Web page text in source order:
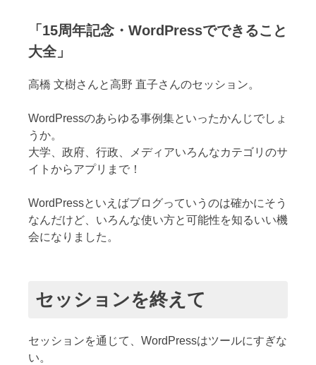
「15周年記念・WordPressでできること
大全」
高橋 文樹さんと高野 直子さんのセッション。
WordPressのあらゆる事例集といったかんじでしょ
うか。
大学、政府、行政、メディアいろんなカテゴリのサ
イトからアプリまで！
WordPressといえばブログっていうのは確かにそう
なんだけど、いろんな使い方と可能性を知るいい機
会になりました。
セッションを終えて
セッションを通じて、WordPressはツールにすぎな
い。